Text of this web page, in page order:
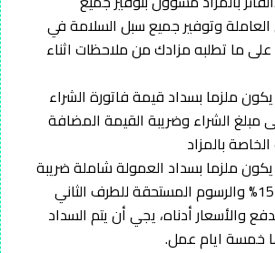
العاملة وتوفير جميع سبل السلامة في
ما تطلبه مزادك من ملاحظات اثناء
ملزما بسداد قيمة فاتورة الشراء
الشراء وضريبة القيمة المضافة
ملزما بسداد العمولة شاملة ضريبة
القيمة المضافة 15% والرسوم المستحقة للطرف الثاني
والأسعار أدناه، يجي أن يتم السداد
خمسة ايام عمل.